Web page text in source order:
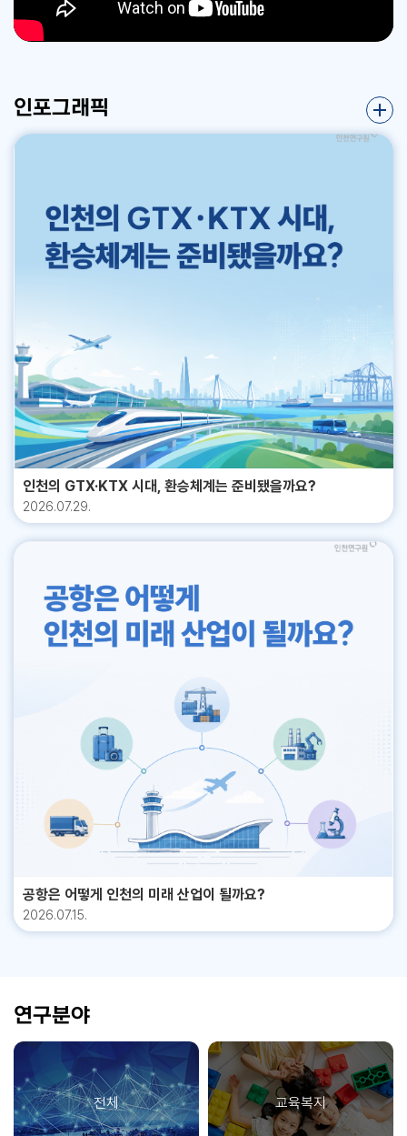
대비 0.51(0.47%) 증가 7) 수출액 (무역통계 수출입신고서를 기준으로
작성된 수출액을 2010년을 기준으로 평가된 수출물가지수로 나누고 10
4.40%) 감소 8) 수입액 (무역통계 수출입신고서를 기준으로 작성된 수
입액을 2010년을 기준으로 평가된 수입물가지수로 나누고 100을 곱하
여 나타낸 실질수입액)⎔ 5월 수입액은 36억 4천 8백만 불로 전월대비 1
서 쉽게 답을 내기는 어렵다. 이들이 당내에서 파벌적 이익에 기초한 ‘다른’
이익을 추구했는지 알 수 없기 때문이다. 그렇다고 파벌적 시각을 완전히
시진핑 시기에 시진핑의 권력이 강력하므로 모든 경쟁 구도를 배제하고
‘시진핑 네트워크 내부의 충성도 재조정’에 따른 낙마라고만 단순하게 해
답을 내서는 곤란하다는 점이다. 여기에 분석 개념으로서 파벌이 스며들
기 한국 내 중국 파벌정치 연구의 흐름은 장쩌민 시기의 파벌균형론에서
후진타오 시기의 집단지도체제론을 거쳐 시진핑 시기의 개인 권력 강화론
으로 변화해 왔다. 장쩌민 시기는 상하이방, 태자당, 공청단 등 비교적 명
정책 결정에 영향을 미쳤으며 최고지도자가 모든 권력을 독점하지 못한 시
대였다. 따라서 정치 역동성을 설명할 때 파벌정치 접근이 매우 유용했다.
후진타오 시기도 파벌 간 세력균형이 비교적 안정적으로 유지되었고, 공청
단 계열의 부상이 눈에 띄었으며 이를 집단지도체제론으로 설명했다. 후진
타오를 파벌의 수장으로 인식하고 접근하는 때도 있었다. 그러나 시진핑
시기에는 기존 파벌 경쟁 구도가 약화하고 충성도 중심의 인사 체계가 형
성되었다는 평가가 지배적이다. 이 과정에서 반부패 투쟁을 설명할 때 파
벌적 시각에서 설명하는 경우가 적지 않았다. 물론 최근에는 파벌정치만으
로 중국 정치의 역동성을 설명하기 어렵다는 비판적 견해도 존재하나, 적
어도 장쩌민, 후진타오 시기를 거치고 시진핑 시기에 접어든 지금 시점에
서도 파벌과 파벌정치를 통한 설명은 유효했다고 볼 수 있다. 그러나 시진
치과정의 설명은 더 이상 유효하지 않다는 지적이 늘고 있다. 그런데도 여
트워크 등 여전히 당내 파벌이 존재한다고 본다. 다만 이들이 공개적으로
드러나지 않을 뿐 파벌은 존재한다고 보고, 심지어 파벌이 상하이방, 저장
방, 칭화방, 푸젠방, 산시방 등 지역별, 부문별로 분화되고 있다고 보기도
러나 두 주장 모두 일정한 의미를 지니고 있음에도 불구하고, 최근 중국 정
치국 인사와 군부 숙청, 공청단 출신 간부들의 재부상 여부를 둘러싼 논쟁
도 있는바, 지속론과 개인 권력론이 경쟁하고 있는 것은 분명해 보인다. 결
국 2022년 20차 당대회 이후와 2026년 상반기까지 나타난 군부 및 당
정 고위층 인사 변동을 보면, 한국 학계에서는 “전통적 파벌정치가 완전히
사라졌다기보다 시진핑 중심의 새로운 권력 네트워크 정치로 변형되었
다”라는 절충적 해석이 점차 힘을 얻고 있다. 그리고 이번에 새롭게 번역
출판된 <파벌의 중국 정치>는 이러한 현실 인식을 가능케 하는 역사적 맥
락을 잘 설명해 주고 있다. 비록 이 책이 시진핑 초기에 해당하는 10년 동
안의 사례를 부분적으로 설명하고 있고, 집권 연장에 따른 파벌정치의 변
화 가능성에 대해서는 많은 부분을 할애하고 있지 않지만, 오히려 공백으
로 남을 수 있는 시진핑 시기 파벌정치의 적실성과 유효성 연구를 자극할
의 대표적인 파벌과 파벌정치를 다루고 있다는 점에서 반드시 숙독해야 할
차도 일관되게 유지되었다. 중국 전문가들은 매번 조사 시기마다 한국 전
문가보다 한중관계를 더 낙관적으로 평가했다. 중국 측은 한중관계를 관리
가능한 관계로 보는 경향이 강한 반면, 한국 측은 구조적 제약과 갈등 요인
는 것이다. 이는 한중관계 인식이 양국 내부 요인뿐만 아니라 국제정치 구
한국 전문가는 5.4점, 중국 전문가는 6.24점을 제시하며 양측 모두 현재
는 것이 연구진의 판단이다. » 전문가 인식조사의 분야별 온도 차: 경제는
완충지, 외교･안보는 취약지 분야별로 보면 온도 차가 뚜렷하다. 한국과
중국 전문가 모두 경제 분야를 가장 긍정적으로 평가하고, 사회･문화가 그
다음, 외교･안보가 가장 취약하다는 인식에 공통적으로 일치했다. 경제 분
해 지속할 수 있다는 인식이 공유되었다. 다만 한국 전문가들은 경쟁 심화
속에서 협력 구조를 재설계해야 한다는 과제의식이 강했고, 중국 전문가들
은 한국 기업과 제품에 대한 실용적 관심과 함께 구체적 협력 가능 영역을
탐색하는 시각을 보였다. 외교･안보 분야는 양국 모두 가장 취약한 영역으
로 지목했다. 한국 전문가들은 취약성과 위협 인식이 우세한 반면, 중국 전
문가들은 관계가 관리 가능하다고 보면서도 상호 불신이 지속한다는 점을
인정했다. 특히 중국 측은 한미동맹 강화, 한미일 안보 협력, 첨단기술 수
출 통제 동참 등 한국의 전략적 선택을 민감하게 관찰하고 있었으며, 강경
대응보다는 위험 관리와 전략적 유연성을 선호하는 경향이 확인되었다. 사
회･문화 분야는 양국 모두 장기적 관리 대상으로 인식하고 있었다. 감정과
정체성이라는 변수가 크게 작용하는 영역인 만큼 단기 성과를 기대하기 어
의 차이가 누적되면서 양국 국민 간 상호 인식이 악화되고 있다는 점은 중
장기적으로 관계의 취약성을 높이는 요인으로 지목되었다. » 언론 빅데이
터 분석과 전문가 인식조사의 비교･통합 분석 이 연구의 핵심적인 기여 중
하나는 언론 빅데이터 분석과 전문가 인식조사의 결과를 교차･비교했다는
가 모두 ‘갈등은 상수이며 관리가 핵심’이라는 인식을 공유하고 있었다. 협
력 의지가 있고 협력 의제를 적극 제시하지만, 그 전제는 갈등의 존재를 인
정하는 위에 있다. 반면 중국 언론과 전문가는 관계 안정과 발전을 기본 전
제로 하면서도, 한국의 안보 선택과 외부 구조 변수에 대해 민감하게 반응
하는 구조를 보였다. 가장 중요한 발견은 상호 인식 격차 자체가 한중관계
관리의 핵심 변수라는 점이다. 양국이 각자의 언론 담론과 전문가 인식 속
에서 서로 다른 한중관계를 구성하고 있는 한, 아무리 선의의 정책을 내놓
아도 상대방에게 다르게 해석될 가능성이 높다. 인식의 재균형 없이는 관
계의 지속 가능성도 담보하기 어렵다는 것이 우리 연구진이 내린 핵심 결
론이다. » ‘관리형 정상화’를 향한 중장기 로드맵 이러한 분석을 바탕으로
우리 연구진은 한국의 대중(對中) 정책에 근본적인 방향 전환이 필요하다
고 제언했다. 먼저 대중 정책은 다음의 세 가지 핵심 정책 기조를 바탕으로
의 정례화와 제도화가 시급하다. 정상회담 셔틀외교를 비롯해 전략경제대
화 신설, 의원외교 강화, 지자체 간 교류 활성화 등 다차원적 소통 인프라
를 구축해야 한다. 경제 분야에서는 경쟁과 협력을 이원화하는 전략이 필
요하다. 공급망 다원화와 경쟁력 강화를 추진하면서도, 상호 보완이 가능
한 분야를 중심으로 협력 거점(블루존)을 구축하고 한중 FTA 업그레이드
등 협력의 질적 도약을 모색해야 한다. 사회･문화 분야에서는 단기 성과보
다 장기적 인식 관리의 관점에서 접근해야 한다. 공공외교 확대와 청년 세
재･부품 조달, 완제품 생산능력, 국내 수요시장 측면에서 중국의 우위가
명확하다. 배터리 산업에서는 R&D와 장비 조달, 해외 수요에서 양국이 경
센서와 핵심 구성요소뿐만 아니라 방대한 시범운행 경험과 AI, 데이터, 소
프트웨어 역량이 종합적으로 요구되는 이 분야에서 중국이 모든 밸류체인
부문에서 우위를 점하고 있는 것으로 평가되었다. » 주요 업종의 대중국 S
계열 배터리와 전고체 등 차세대 기술에서 세계 최고 수준의 품질･안전성
을 갖고 있으며, 제조 장비와 공정 기술에서도 비교적 높은 경쟁력을 유지
한다. 그러나 중국은 LFP 배터리 기반 원가 절감, 초고속 제품 개발 능력,
빠르게 추격･추월 중이다. 자율주행 시스템에서는 한국이 현재 기술력･데
이터･AI 생태계･스타트업 구조 모두에서 중국 대비 뒤처지고 있다. 중국
은 정부의 대규모 자금 지원과 정책 유인 속에 자율주행 기업 생태계를 구
축했으며, 레벨4 상용화를 선도하고 있다. 한국이 레벨 2.X 수준의 기술에
서는 앞서 있으나, 향후 시장 주도권은 자율주행 데이터･AI 소프트웨어･
차량용 반도체를 모두 통합할 수 있는 중국에 넘어갈 우려가 크다. 배터리
산업에서도 한국은 삼원계(NCM) 배터리, 차세대 전고체･LMR 기술에서
우위를 보이나, 핵심광물 공급망과 소재･부품 가격 경쟁력에서 중국에 크
게 밀리고 있다. 미국･유럽의 탈중국화 정책은 기회 요인이지만, 중국의
저가 공세와 LFP 배터리 채택 확대로 인해 시장 점유율 유지에 대한 위협
이 커지고 있다. 한국 로봇산업은 협동로봇, 전문서비스 로봇, 제어기･엔
드이펙터 분야에서 기술 기반 우위를 확보해 왔다. 고신뢰성･정밀제어･안
를 활용한 산업용 로봇도 강점이다. 그러나 감속기･서보모터 등 핵심부품
다. 특히 휴머노이드와 개인서비스 로봇 분야에서 중국 기업들은 AI･센
서･클라우드･빅데이터 인프라를 바탕으로 혁신을 가속화하고 있으며, 정
부의 적극적 실증･시장개방 정책에 힘입어 빠른 상업화가 이루어지고 있
로봇 분야의 기회는 ICT･AI 융합 기반 고부가 로봇시장 확대, 정책 지원
확대, 산업용･휴머노이드 등 신성장 영역에서의 차별화 전략 등이 있으며,
위협 요인은 중국의 저가 대량공급, 핵심부품 공급망 취약성, 국내 로봇 플
랫폼 부족 등으로 요약된다. 한국 반도체 산업은 초미세 공정(2~3nm)･H
BM 기반 AI용 메모리･공정장비 일부 분야에서 글로벌 기술 리더십을 확
보하고 있다. 그러나 시스템반도체는 여전히 메모리 편중 구조이며, 중소
팹리스 생태계, 디자인하우스･테스트 인프라, 파운드리 생태계 등이 취약
하다. 중국은 내수 중심의 팹리스･후공정 생태계를 빠르게 구축해 왔고,
정부 주도 산업 육성･AI 반도체 고도화로 빠르게 기술 격차를 줄이고 있다.
한국의 기회는 AI･HPC 중심으로 급성장하는 HBM과 시스템 반도체 융
합 시장이며, 위협은 중국의 설계･패키징 강화 등이다. » 중국의 제조경쟁
력 강화와 우리 산업의 대응방안 전기차 산업은 전고체 배터리, 고속충전,
BMS, 차량 경량화 등 차세대 배터리 기술 확보와 더불어 레벨4 자율주행
ESS 연계 생태계 구축이 요구된다. 인재 측면에서는 차량용 반도체･배터
필요하며, 수요 측면에서는 공공･물류･버스 중심 EV 전환 정책과 PHE
V･FCEV 등 다차종 전략, 자율주행 실증 확대를 통한 내수･수출 기반 확
보가 중요하다. 로봇 산업은 감속기, 서보모터, 센서 등 핵심 부품 국산화
가 시급하며, 제조･의료･물류･국방 분야에서 활용될 AI･SLAM･비전 기
인포그래픽
인천의 GTX·KTX 시대, 환승체계는 준비됐을까요?
2026.07.29.
공항은 어떻게 인천의 미래 산업이 될까요?
2026.07.15.
연구분야
전체 교육복지